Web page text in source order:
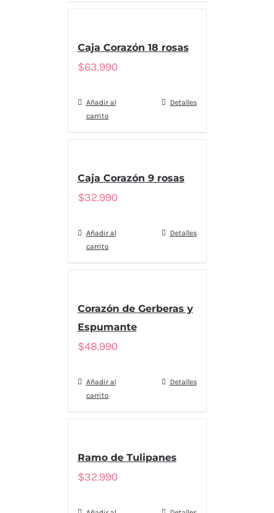
Caja Corazón 18 rosas
$63.990
Añadir al
carrito
Detalles
Caja Corazón 9 rosas
$32.990
Añadir al
carrito
Detalles
Corazón de Gerberas y
Espumante
$48.990
Añadir al
carrito
Detalles
Ramo de Tulipanes
$32.990